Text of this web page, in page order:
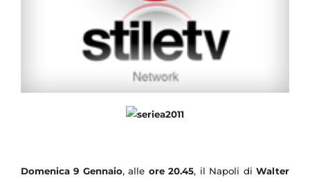
Domenica 9 Gennaio, alle ore 20.45, il Napoli diWalter